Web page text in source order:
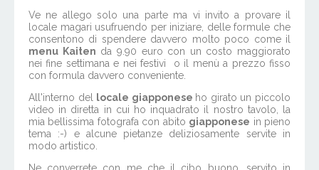
Ve ne allego solo una parte ma vi invito a provare il
locale magari usufruendo per iniziare, delle formule che
consentono di spendere davvero molto poco come il
menu Kaiten da 9.90 euro con un costo maggiorato
nei fine settimana e nei festivi o il menù a prezzo fisso
con formula davvero conveniente.
All'interno del locale giapponese ho girato un piccolo
video in diretta in cui ho inquadrato il nostro tavolo, la
mia bellissima fotografa con abito giapponese in pieno
tema :-) e alcune pietanze deliziosamente servite in
modo artistico.